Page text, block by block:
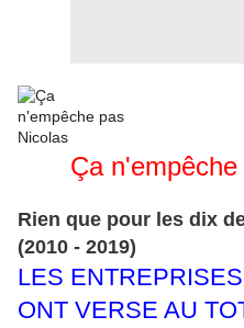
Ça
Rien que pour les dix
(2010 - 2019)
LES
ONT VERSE AU